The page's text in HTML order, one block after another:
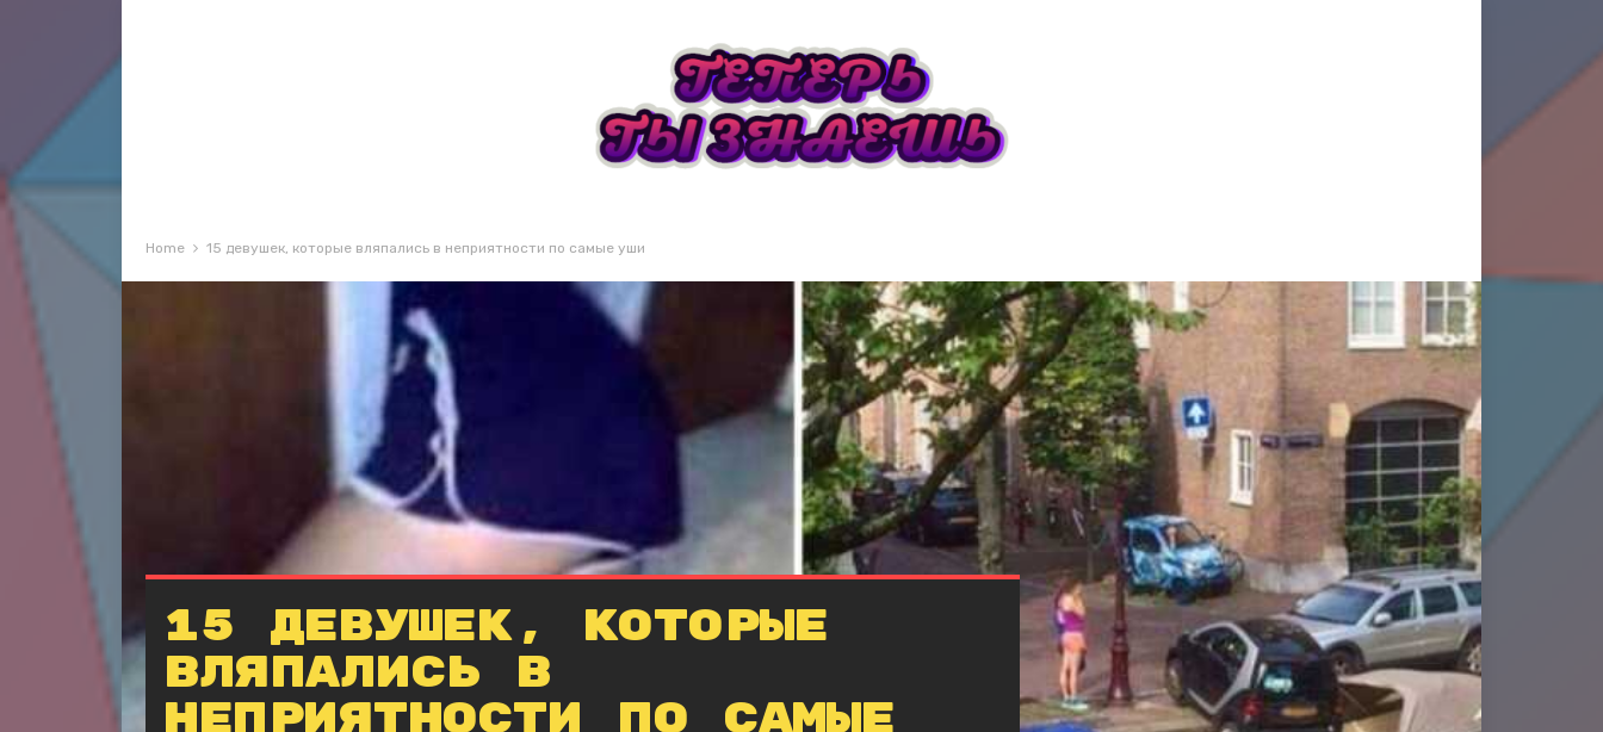
Home 15 девушек, которые вляпались в неприятности по самые уши
15 девушек, которые
вляпались в
неприятности по самые